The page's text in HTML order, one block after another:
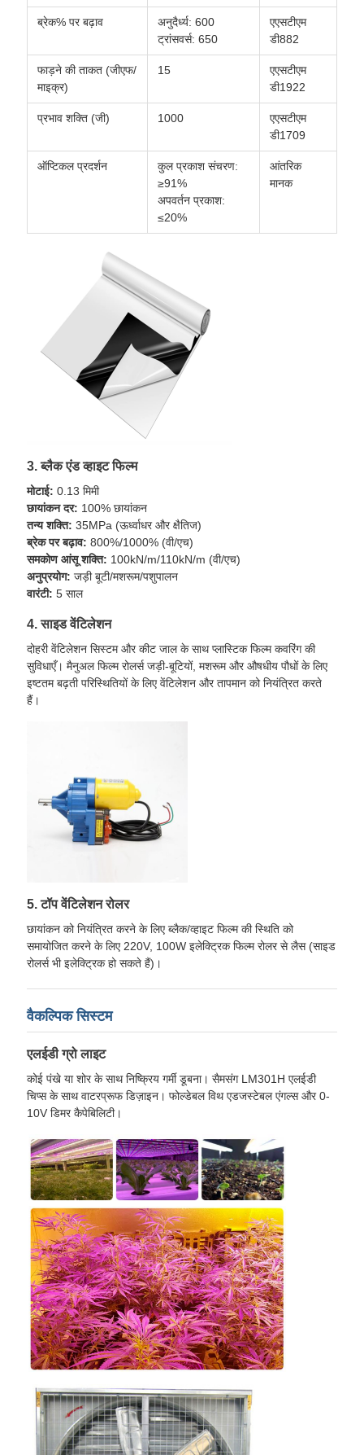
ब्रेक% पर बढ़ाव
अनुदैर्ध्य: 600
ट्रांसवर्स: 650
एएसटीएम
डी882
फाड़ने की ताकत (जीएफ/
माइक्र)
15
एएसटीएम
डी1922
प्रभाव शक्ति (जी) 1000
एएसटीएम
डी1709
ऑप्टिकल प्रदर्शन
कुल प्रकाश संचरण:
≥91%
अपवर्तन प्रकाश:
≤20%
आंतरिक
मानक
3. ब्लैक एंड व्हाइट फिल्म
मोटाई: 0.13 मिमी
छायांकन दर: 100% छायांकन
तन्य शक्ति: 35MPa (ऊर्ध्वाधर और क्षैतिज)
ब्रेक पर बढ़ाव: 800%/1000% (वी/एच)
समकोण आंसू शक्ति: 100kN/m/110kN/m (वी/एच)
अनुप्रयोग: जड़ी बूटी/मशरूम/पशुपालन
वारंटी: 5 साल
4. साइड वेंटिलेशन
दोहरी वेंटिलेशन सिस्टम और कीट जाल के साथ प्लास्टिक फिल्म कवरिंग की
सुविधाएँ। मैनुअल फिल्म रोलर्स जड़ी-बूटियों, मशरूम और औषधीय पौधों के लिए
इष्टतम बढ़ती परिस्थितियों के लिए वेंटिलेशन और तापमान को नियंत्रित करते
हैं।
5. टॉप वेंटिलेशन रोलर
छायांकन को नियंत्रित करने के लिए ब्लैक/व्हाइट फिल्म की स्थिति को
समायोजित करने के लिए 220V, 100W इलेक्ट्रिक फिल्म रोलर से लैस (साइड
रोलर्स भी इलेक्ट्रिक हो सकते हैं)।
वैकल्पिक सिस्टम
एलईडी ग्रो लाइट
कोई पंखे या शोर के साथ निष्क्रिय गर्मी डूबना। सैमसंग LM301H एलईडी
चिप्स के साथ वाटरप्रूफ डिज़ाइन। फोल्डेबल विथ एडजस्टेबल एंगल्स और 0-
10V डिमर कैपेबिलिटी।